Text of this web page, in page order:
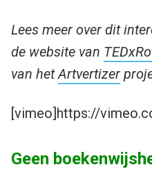
Lees meer over dit
de website van
van hetArtvertizer
[vimeo]https://
Geen